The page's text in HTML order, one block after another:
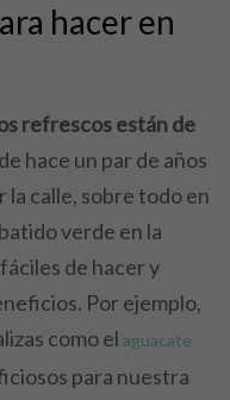
hacer en
refrescos están de
hace un par de años
la calle, sobre todo en
verde en la
de hacer y
Por ejemplo,
como el aguacate
para nuestra